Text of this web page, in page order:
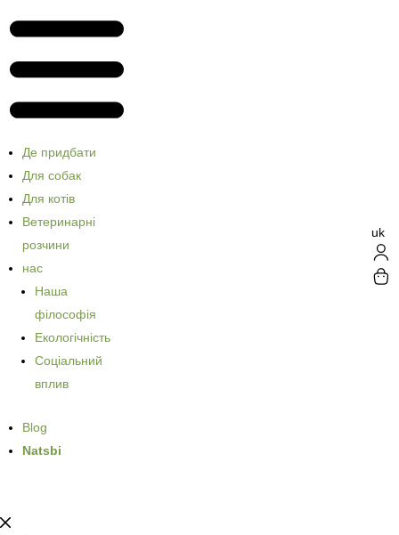
Де придбати
Для собак
Для котів
Ветеринарні
розчини
нас
Наша
філософія
Екологічність
Соціальний
вплив
Blog
Natsbi
uk